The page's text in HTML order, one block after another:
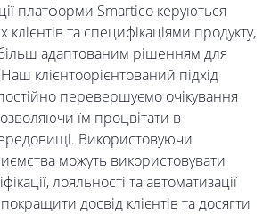
платформи Smartico керуються
та специфікаціями продукту,
адаптованим рішенням для
клієнтоорієнтований підхід
перевершуємо очікування
їм процвітати в
Використовуючи
можуть використовувати
лояльності та автоматизації
досвід клієнтів та досягти